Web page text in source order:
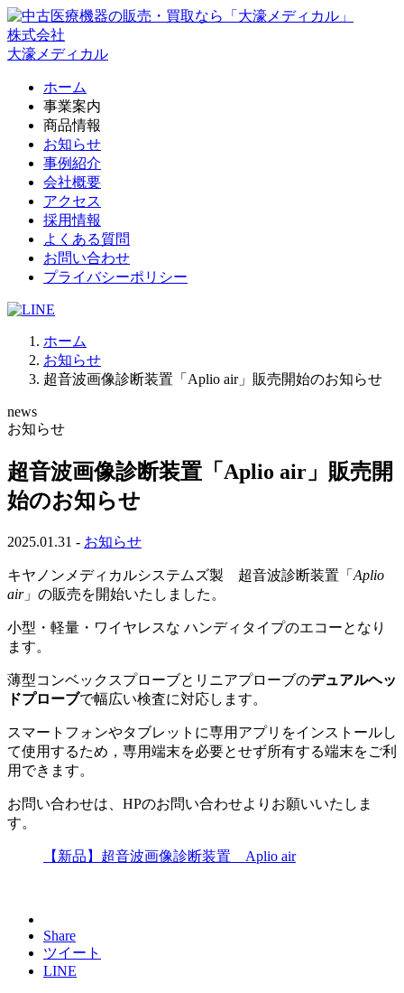
株式会社
大濠メディカル
ホーム
事業案内
商品情報
お知らせ
事例紹介
会社概要
アクセス
採用情報
よくある質問
お問い合わせ
プライバシーポリシー
ホーム
お知らせ
超音波画像診断装置「Aplio air」販売開始のお知らせ
news
お知らせ
超音波画像診断装置「Aplio air」販売開
始のお知らせ
2025.01.31 - お知らせ
キヤノンメディカルシステムズ製 超音波診断装置「 Aplio
air」の販売を開始いたしました。
小型・軽量・ワイヤレスな ハンディタイプのエコーとなり
ます。
薄型コンベックスプローブとリニアプローブのデュアルヘッ
ドプローブで幅広い検査に対応します。
スマートフォンやタブレットに専用アプリをインストールし
て使用するため，専用端末を必要とせず所有する端末をご利
用できます。
お問い合わせは、HPのお問い合わせよりお願いいたしま
す。
【新品】超音波画像診断装置 Aplio air
Share
ツイート
LINE